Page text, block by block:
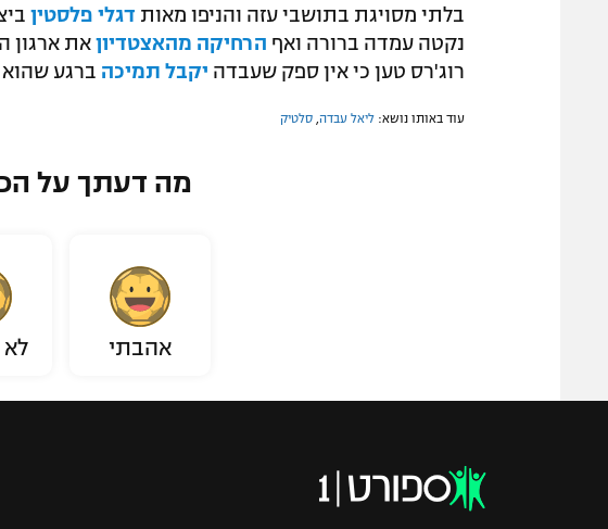
בלתי מסויגת בתושבי עזה והניפו מאות דגלי פלסטין
נקטה עמדה ברורה ואף הרחיקה מהאצטדיון את ארגון
רוג'רס טען כי אין ספק שעבדה יקבל תמיכה ברגע
עוד באותו נושא: ליאל עבדה סלטיק
מה דעתך על
אהבתי